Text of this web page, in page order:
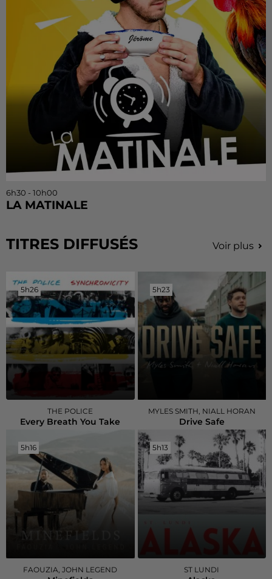
6h30 - 10h00
LA MATINALE
TITRES DIFFUSÉS Voir plus
5h26
5h26
THE POLICE
Every Breath You Take
5h23
5h23
MYLES SMITH, NIALL HORAN
Drive Safe
5h16
5h16
FAOUZIA, JOHN LEGEND
5h13
5h13
ST LUNDI